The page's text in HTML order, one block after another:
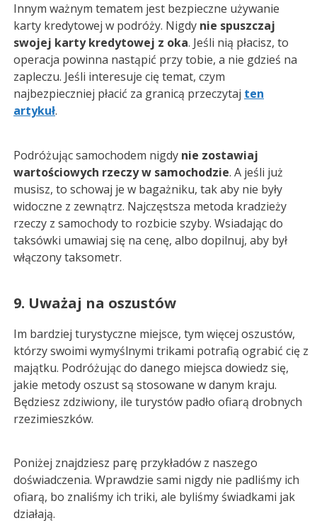
Innym ważnym tematem jest bezpieczne używanie
karty kredytowej w podróży. Nigdy nie spuszczaj
swojej karty kredytowej z oka. Jeśli nią płacisz, to
operacja powinna nastąpić przy tobie, a nie gdzieś na
zapleczu. Jeśli interesuje cię temat, czym
najbezpieczniej płacić za granicą przeczytaj ten
artykuł.
Podróżując samochodem nigdy nie zostawiaj
wartościowych rzeczy w samochodzie. A jeśli już
musisz, to schowaj je w bagażniku, tak aby nie były
widoczne z zewnątrz. Najczęstsza metoda kradzieży
rzeczy z samochody to rozbicie szyby. Wsiadając do
taksówki umawiaj się na cenę, albo dopilnuj, aby był
włączony taksometr.
9. Uważaj na oszustów
Im bardziej turystyczne miejsce, tym więcej oszustów,
którzy swoimi wymyślnymi trikami potrafią ograbić cię z
majątku. Podróżując do danego miejsca dowiedz się,
jakie metody oszust są stosowane w danym kraju.
Będziesz zdziwiony, ile turystów padło ofiarą drobnych
rzezimieszków.
Poniżej znajdziesz parę przykładów z naszego
doświadczenia. Wprawdzie sami nigdy nie padliśmy ich
ofiarą, bo znaliśmy ich triki, ale byliśmy świadkami jak
działają.